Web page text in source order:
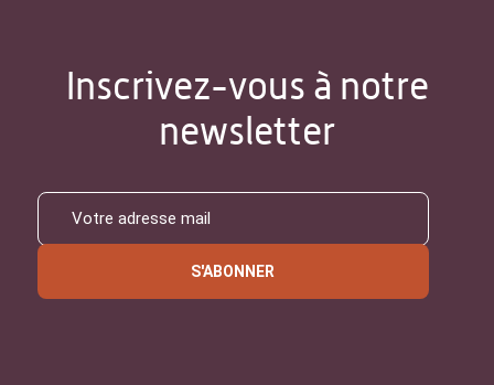
Inscrivez-vous à notre
newsletter
S'ABONNER